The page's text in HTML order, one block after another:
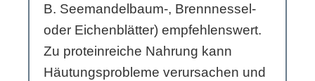
B. Seemandelbaum-, Brennnessel-
oder Eichenblätter) empfehlenswert.
Zu proteinreiche Nahrung kann
Häutungsprobleme verursachen und